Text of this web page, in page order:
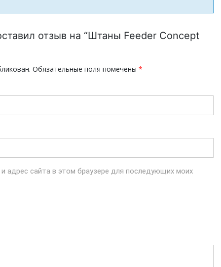
отзыв на “Штаны Feeder Concept
Обязательные поля помечены *
адрес сайта в этом браузере для последующих моих